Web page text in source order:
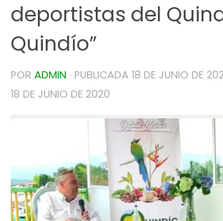
deportistas del
Quindío”
POR ADMIN · PUBLICADA 18 DE JUNIO DE
18 DE JUNIO DE 2020